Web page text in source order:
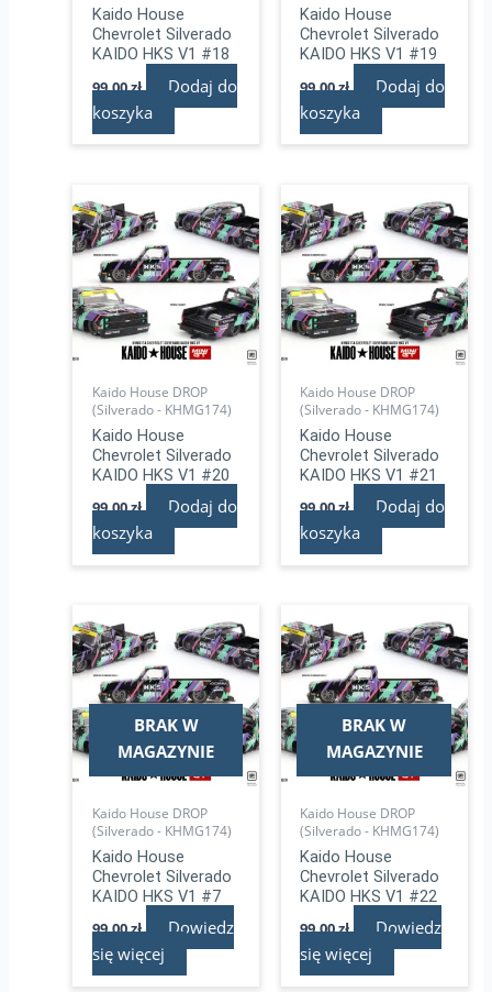
Kaido House
Chevrolet Silverado
KAIDO HKS V1 #18
99,00zł
Dodaj do
koszyka
Kaido House
Chevrolet Silverado
KAIDO HKS V1 #19
99,00zł
Dodaj do
koszyka
Kaido House DROP
(Silverado - KHMG174)
Kaido House
Chevrolet Silverado
KAIDO HKS V1 #20
99,00zł
Dodaj do
koszyka
Kaido House DROP
(Silverado - KHMG174)
Kaido House
Chevrolet Silverado
KAIDO HKS V1 #21
99,00zł
Dodaj do
koszyka
BRAK W
MAGAZYNIE
Kaido House DROP
(Silverado - KHMG174)
Kaido House
Chevrolet Silverado
KAIDO HKS V1 #7
99,00zł
Dowiedz
się więcej
BRAK W
MAGAZYNIE
Kaido House DROP
(Silverado - KHMG174)
Kaido House
Chevrolet Silverado
KAIDO HKS V1 #22
99,00zł
Dowiedz
się więcej